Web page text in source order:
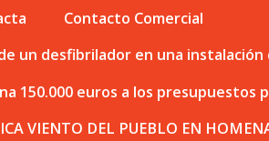
Contacto Comercial
un desfibrilador en una
150.000 euros a los presupuestos
VIENTO DEL PUEBLO EN